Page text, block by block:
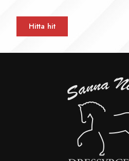
Hitta hit